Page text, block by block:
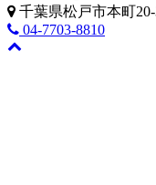
千葉県松戸市本町
04-7703-8810